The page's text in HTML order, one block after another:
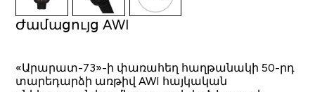
Ժամացույց AWI
«Արարատ-73»-ի փառահեղ հաղթանակի 50-րդ
տարեդարձի առթիվ AWI հայկական